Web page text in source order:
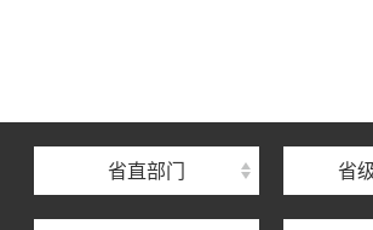
省直部门 省
湖北省住房保障中心
湖北省建设工程质量安全监督总站